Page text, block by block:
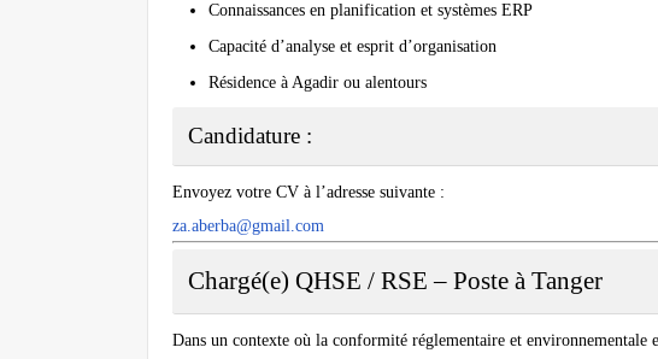
Connaissances en planification et systèmes ERP
Capacité d’analyse et esprit d’organisation
Résidence à Agadir ou alentours
Candidature :
Envoyez votre CV à l’adresse suivante :
za.aberba@gmail.com
Chargé(e) QHSE / RSE – Poste à Tanger
Dans un contexte où la conformité réglementaire et environnementale